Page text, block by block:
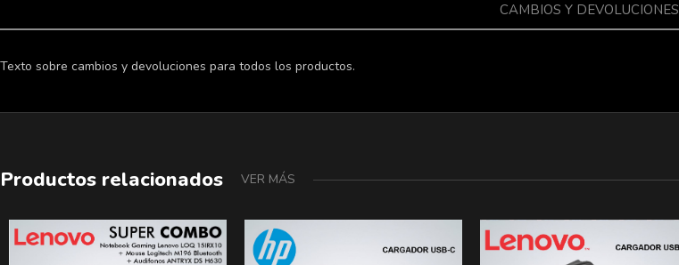
CAMBIOS Y DEVOLUCIONES
Texto sobre cambios y devoluciones para todos los productos.
Productos relacionados VER MÁS